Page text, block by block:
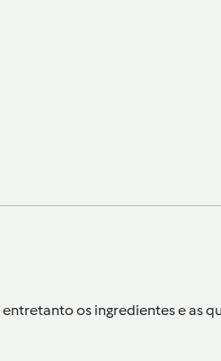
os ingredientes e as